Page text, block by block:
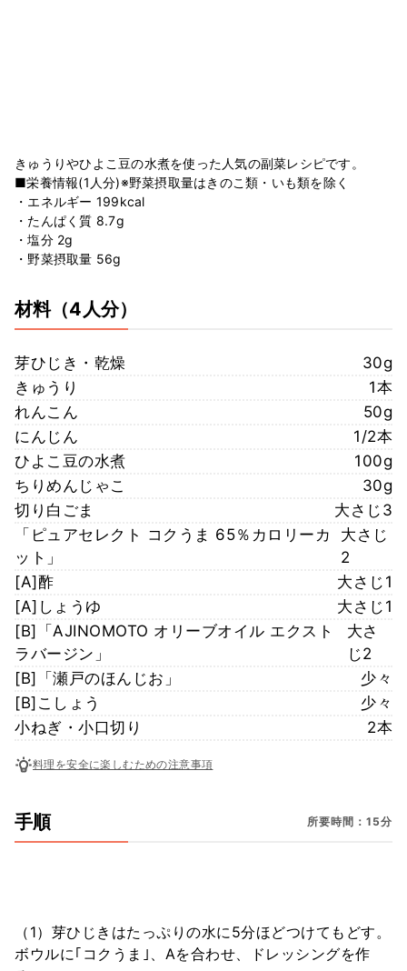
きゅうりやひよこ豆の水煮を使った人気の副菜レシピです。
■栄養情報(1人分)※野菜摂取量はきのこ類・いも類を除く
・エネルギー 199kcal
・たんぱく質 8.7g
・塩分 2g
・野菜摂取量 56g
材料（4人分）
芽ひじき・乾燥
30g
きゅうり
1本
れんこん
50g
にんじん
1/2本
ひよこ豆の水煮
100g
ちりめんじゃこ
30g
切り白ごま
大さじ3
「ピュアセレクト コクうま 65％カロリーカ
ット」
大さじ
2
[A]酢
大さじ1
[A]しょうゆ
大さじ1
[B]「AJINOMOTO オリーブオイル エクスト
ラバージン」
大さ
じ2
[B]「瀬戸のほんじお」
少々
[B]こしょう
少々
小ねぎ・小口切り
2本
料理を安全に楽しむための注意事項
手順 所要時間：15分
（1）芽ひじきはたっぷりの水に5分ほどつけてもどす。
ボウルに｢コクうま｣、Aを合わせ、ドレッシングを作